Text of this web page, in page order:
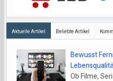
Aktuelle Artikel Beliebte Artikel
Bewusst
Ob Filme,